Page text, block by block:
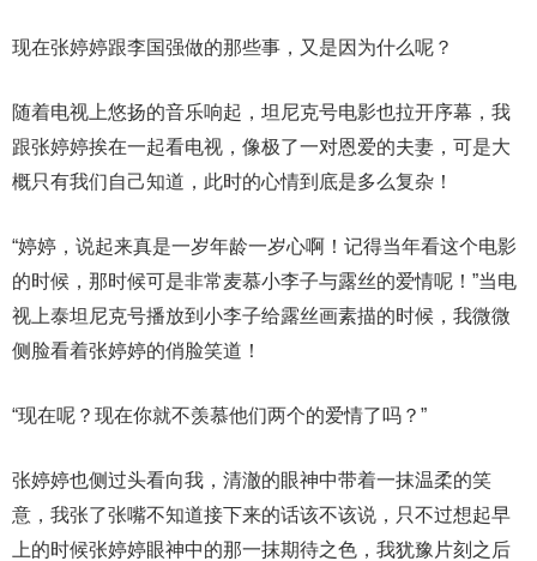
现在张婷婷跟李国强做的那些事，又是因为什么呢？
随着电视上悠扬的音乐响起，坦尼克号电影也拉开序幕，我
跟张婷婷挨在一起看电视，像极了一对恩爱的夫妻，可是大
概只有我们自己知道，此时的心情到底是多么复杂！
“婷婷，说起来真是一岁年龄一岁心啊！记得当年看这个电影
的时候，那时候可是非常麦慕小李子与露丝的爱情呢！”当电
视上泰坦尼克号播放到小李子给露丝画素描的时候，我微微
侧脸看着张婷婷的俏脸笑道！
“现在呢？现在你就不羡慕他们两个的爱情了吗？”
张婷婷也侧过头看向我，清澈的眼神中带着一抹温柔的笑
意，我张了张嘴不知道接下来的话该不该说，只不过想起早
上的时候张婷婷眼神中的那一抹期待之色，我犹豫片刻之后